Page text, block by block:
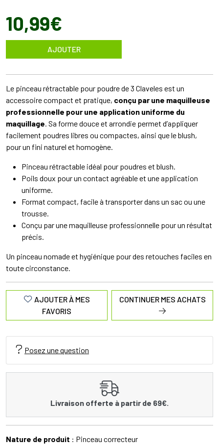
10,99€
AJOUTER
Le pinceau rétractable pour poudre de 3 Claveles est un
accessoire compact et pratique, conçu par une maquilleuse
professionnelle pour une application uniforme du
maquillage. Sa forme douce et arrondie permet d’appliquer
facilement poudres libres ou compactes, ainsi que le blush,
pour un fini naturel et homogène.
Pinceau rétractable idéal pour poudres et blush.
Poils doux pour un contact agréable et une application
uniforme.
Format compact, facile à transporter dans un sac ou une
trousse.
Conçu par une maquilleuse professionnelle pour un résultat
précis.
Un pinceau nomade et hygiénique pour des retouches faciles en
toute circonstance.
AJOUTER À MES
FAVORIS
CONTINUER MES ACHATS
Posez une question
Livraison offerte à partir de 69€.
Nature de produit : Pinceau correcteur